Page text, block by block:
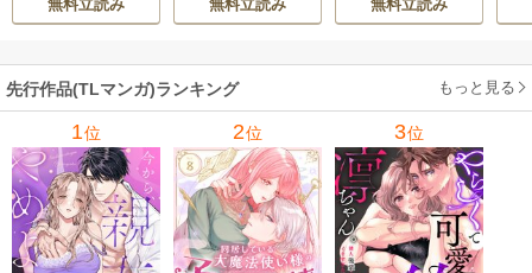
私を壊す～
無料立読み
を出るつもりが、
るほど溺愛されて
ます
が月見
無料立読み
キすぎた執着にハ
無料立読み
先行作品(TLマンガ)ランキング もっと見る
1位 2位 3位